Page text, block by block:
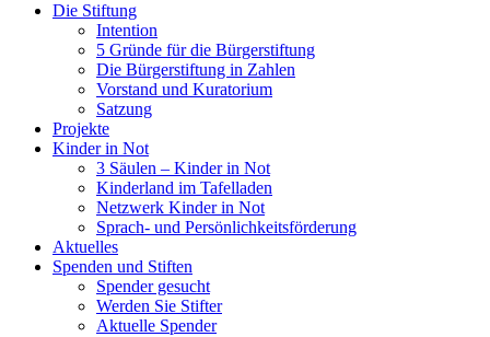
Die Stiftung
Intention
5 Gründe für die Bürgerstiftung
Die Bürgerstiftung in Zahlen
Vorstand und Kuratorium
Satzung
Projekte
Kinder in Not
3 Säulen – Kinder in Not
Kinderland im Tafelladen
Netzwerk Kinder in Not
Sprach- und Persönlichkeits­förderung
Aktuelles
Spenden und Stiften
Spender gesucht
Werden Sie Stifter
Aktuelle Spender